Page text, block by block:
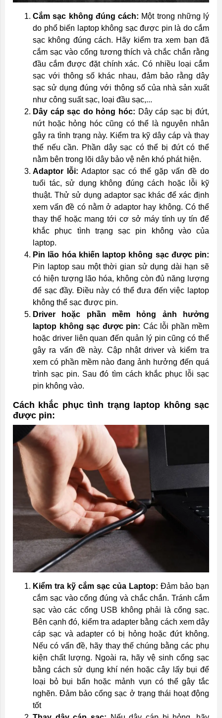
Cắm sạc không đúng cách: Một trong những lý
do phổ biến laptop không sạc được pin là do cắm
sạc không đúng cách. Hãy kiểm tra xem bạn đã
cắm sạc vào cổng tương thích và chắc chắn rằng
đầu cắm được đặt chính xác. Có nhiều loại cắm
sạc với thông số khác nhau, đảm bảo rằng dây
sạc sử dụng đúng với thông số của nhà sản xuất
như công suất sạc, loại đầu sạc,...
Dây cáp sạc do hỏng hóc: Dây cáp sạc bị đứt,
nứt hoặc hỏng hóc cũng có thể là nguyên nhân
gây ra tình trạng này. Kiểm tra kỹ dây cáp và thay
thế nếu cần. Phần dây sạc có thể bị đứt có thể
nằm bên trong lõi dây bảo vệ nên khó phát hiện.
Adaptor lỗi: Adaptor sạc có thể gặp vấn đề do
tuổi tác, sử dụng không đúng cách hoặc lỗi kỹ
thuật. Thử sử dụng adaptor sạc khác để xác định
xem vấn đề có nằm ở adaptor hay không. Có thể
thay thế hoặc mang tới cơ sở máy tính uy tín để
khắc phục tình trạng sạc pin không vào của
laptop.
Pin lão hóa khiến laptop không sạc được pin:
Pin laptop sau một thời gian sử dụng dài hạn sẽ
có hiện tượng lão hóa, không còn đủ năng lượng
để sạc đầy. Điều này có thể đưa đến việc laptop
không thể sạc được pin.
Driver hoặc phần mềm hỏng ảnh hưởng
laptop không sạc được pin: Các lỗi phần mềm
hoặc driver liên quan đến quản lý pin cũng có thể
gây ra vấn đề này. Cập nhật driver và kiểm tra
xem có phần mềm nào đang ảnh hưởng đến quá
trình sạc pin. Sau đó tìm cách khắc phục lỗi sạc
pin không vào.
Cách khắc phục tình trạng laptop không sạc
được pin:
Kiểm tra kỹ cắm sạc của Laptop: Đảm bảo bạn
cắm sạc vào cổng đúng và chắc chắn. Tránh cắm
sạc vào các cổng USB không phải là cổng sạc.
Bên cạnh đó, kiểm tra adapter bằng cách xem dây
cáp sạc và adapter có bị hỏng hoặc đứt không.
Nếu có vấn đề, hãy thay thế chúng bằng các phụ
kiện chất lượng. Ngoài ra, hãy vệ sinh cổng sạc
bằng cách sử dụng khí nén hoặc cây lấy bụi để
loại bỏ bụi bẩn hoặc mảnh vụn có thể gây tắc
nghẽn. Đảm bảo cổng sạc ở trạng thái hoạt động
tốt